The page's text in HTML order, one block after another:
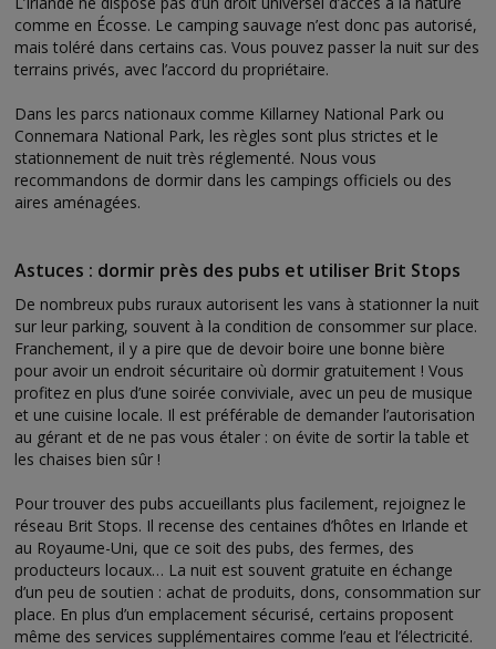
comme en Écosse. Le camping sauvage n’est donc pas autorisé,
mais toléré dans certains cas. Vous pouvez passer la nuit sur des
terrains privés, avec l’accord du propriétaire.
Dans les parcs nationaux comme Killarney National Park ou
Connemara National Park, les règles sont plus strictes et le
stationnement de nuit très réglementé. Nous vous
recommandons de dormir dans les campings officiels ou des
aires aménagées.
Astuces : dormir près des pubs et utiliser Brit Stops
De nombreux pubs ruraux autorisent les vans à stationner la nuit
sur leur parking, souvent à la condition de consommer sur place.
Franchement, il y a pire que de devoir boire une bonne bière
pour avoir un endroit sécuritaire où dormir gratuitement ! Vous
profitez en plus d’une soirée conviviale, avec un peu de musique
et une cuisine locale. Il est préférable de demander l’autorisation
au gérant et de ne pas vous étaler : on évite de sortir la table et
les chaises bien sûr !
Pour trouver des pubs accueillants plus facilement, rejoignez le
réseau Brit Stops. Il recense des centaines d’hôtes en Irlande et
au Royaume-Uni, que ce soit des pubs, des fermes, des
producteurs locaux… La nuit est souvent gratuite en échange
d’un peu de soutien : achat de produits, dons, consommation sur
place. En plus d’un emplacement sécurisé, certains proposent
même des services supplémentaires comme l’eau et l’électricité.